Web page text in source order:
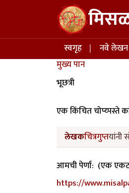
Skip to main content
Main navigation
स्वगृह नवे लेखन
मुख्य पान
भूछत्री
एक किंचित चोप्य्पस्ते
लेखकचित्रगुप्तयांनी
आमची पेर्णा: (एक
https://